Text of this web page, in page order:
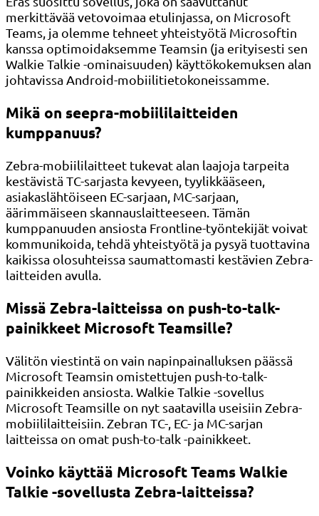
merkittävää vetovoimaa etulinjassa, on Microsoft
Teams, ja olemme tehneet yhteistyötä Microsoftin
kanssa optimoidaksemme Teamsin (ja erityisesti sen
Walkie Talkie -ominaisuuden) käyttökokemuksen alan
johtavissa Android-mobiilitietokoneissamme.
Mikä on seepra-mobiililaitteiden
kumppanuus?
Zebra-mobiililaitteet tukevat alan laajoja tarpeita
kestävistä TC-sarjasta kevyeen, tyylikkääseen,
asiakaslähtöiseen EC-sarjaan, MC-sarjaan,
äärimmäiseen skannauslaitteeseen. Tämän
kumppanuuden ansiosta Frontline-työntekijät voivat
kommunikoida, tehdä yhteistyötä ja pysyä tuottavina
kaikissa olosuhteissa saumattomasti kestävien Zebra-
laitteiden avulla.
Missä Zebra-laitteissa on push-to-talk-
painikkeet Microsoft Teamsille?
Välitön viestintä on vain napinpainalluksen päässä
Microsoft Teamsin omistettujen push-to-talk-
painikkeiden ansiosta. Walkie Talkie -sovellus
Microsoft Teamsille on nyt saatavilla useisiin Zebra-
mobiililaitteisiin. Zebran TC-, EC- ja MC-sarjan
laitteissa on omat push-to-talk -painikkeet.
Voinko käyttää Microsoft Teams Walkie
Talkie -sovellusta Zebra-laitteissa?